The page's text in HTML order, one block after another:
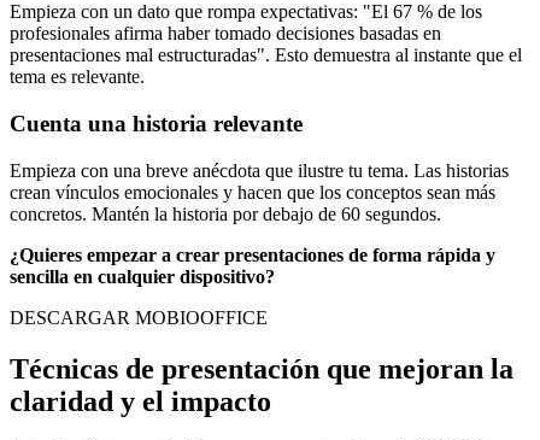
Empieza con un dato que rompa expectativas: "El 67 % de los
profesionales afirma haber tomado decisiones basadas en
presentaciones mal estructuradas". Esto demuestra al instante que el
tema es relevante.
Cuenta una historia relevante
Empieza con una breve anécdota que ilustre tu tema. Las historias
crean vínculos emocionales y hacen que los conceptos sean más
concretos. Mantén la historia por debajo de 60 segundos.
¿Quieres empezar a crear presentaciones de forma rápida y
sencilla en cualquier dispositivo?
DESCARGAR MOBIOOFFICE
Técnicas de presentación que mejoran la
claridad y el impacto